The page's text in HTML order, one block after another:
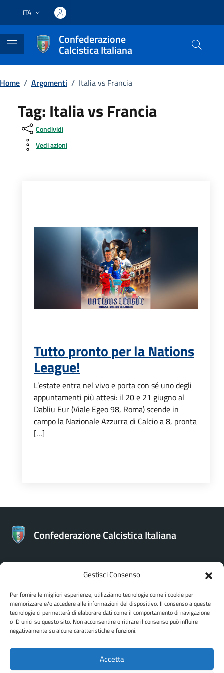
Gestisci Consenso
Per fornire le migliori esperienze, utilizziamo tecnologie come i cookie per
memorizzare e/o accedere alle informazioni del dispositivo. Il consenso a queste
tecnologie ci permetterà di elaborare dati come il comportamento di navigazione
o ID unici su questo sito. Non acconsentire o ritirare il consenso può influire
negativamente su alcune caratteristiche e funzioni.
Accetta
Lingua attiva:
ITA
Confederazione
Calcistica Italiana
Home / Argomenti / Italia vs Francia
Tag: Italia vs Francia
Condividi
Vedi azioni
Tutto pronto per la Nations
League!
L’estate entra nel vivo e porta con sé uno degli
appuntamenti più attesi: il 20 e 21 giugno al
Dabliu Eur (Viale Egeo 98, Roma) scende in
campo la Nazionale Azzurra di Calcio a 8, pronta
[…]
Confederazione Calcistica Italiana
CONTATTI
Confederazione Calcistica Italiana
Via Bartolomeo Gosio 106 - Roma